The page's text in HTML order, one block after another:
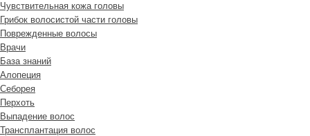
Чувствительная кожа головы
Грибок волосистой части головы
Поврежденные волосы
Врачи
База знаний
Алопеция
Себорея
Перхоть
Выпадение волос
Трансплантация волос